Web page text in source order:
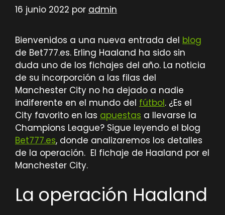
16 junio 2022 por admin
Bienvenidos a una nueva entrada del blog
de Bet777.es. Erling Haaland ha sido sin
duda uno de los fichajes del año. La noticia
de su incorporción a las filas del
Manchester City no ha dejado a nadie
indiferente en el mundo del fútbol. ¿Es el
City favorito en las apuestas a llevarse la
Champions League? Sigue leyendo el blog
Bet777.es, donde analizaremos los detalles
de la operación. El fichaje de Haaland por el
Manchester City.
La operación Haaland